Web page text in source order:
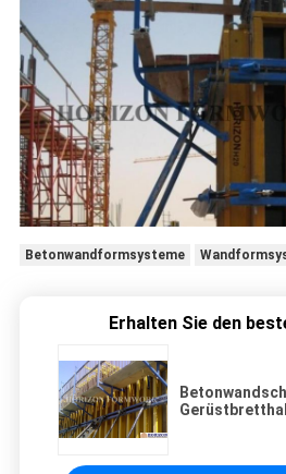
Betonwandformsysteme
Erhalten Sie den